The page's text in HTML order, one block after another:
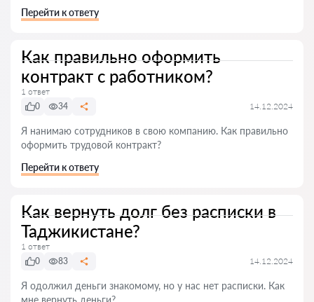
Перейти к ответу
Как правильно оформить
контракт с работником?
1 ответ
0
34 14.12.2024
Я нанимаю сотрудников в свою компанию. Как правильно
оформить трудовой контракт?
Перейти к ответу
Как вернуть долг без расписки в
Таджикистане?
1 ответ
0
83 14.12.2024
Я одолжил деньги знакомому, но у нас нет расписки. Как
мне вернуть деньги?